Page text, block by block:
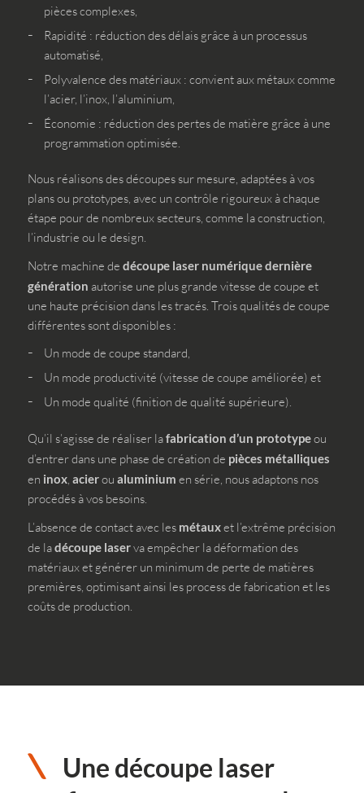
pièces complexes,
Rapidité : réduction des délais grâce à un processus
automatisé,
Polyvalence des matériaux : convient aux métaux comme
l’acier, l’inox, l’aluminium,
Économie : réduction des pertes de matière grâce à une
programmation optimisée.
Nous réalisons des découpes sur mesure, adaptées à vos
plans ou prototypes, avec un contrôle rigoureux à chaque
étape pour de nombreux secteurs, comme la construction,
l’industrie ou le design.
Notre machine de découpe laser numérique dernière
génération autorise une plus grande vitesse de coupe et
une haute précision dans les tracés. Trois qualités de coupe
différentes sont disponibles :
Un mode de coupe standard,
Un mode productivité (vitesse de coupe améliorée) et
Un mode qualité (finition de qualité supérieure).
Qu’il s’agisse de réaliser lafabrication d’un prototypeou
d’entrer dans une phase de création de pièces métalliques
en inox, acierou aluminium en série, nous adaptons nos
procédés à vos besoins.
L’absence de contact avec les métauxet l’extrême précision
de ladécoupe laserva empêcher la déformation des
matériaux et générer un minimum de perte de matières
premières, optimisant ainsi les process de fabrication et les
coûts de production.
Une découpe laser